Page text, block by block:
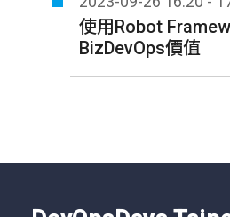
使用Robot
BizDevOps價值